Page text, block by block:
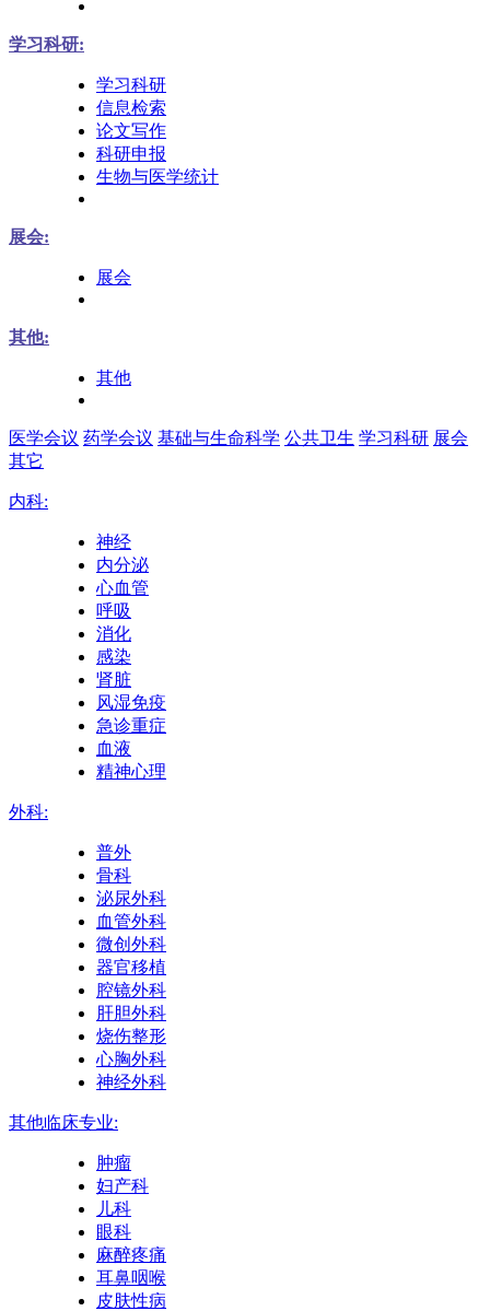
学习科研:
学习科研
信息检索
论文写作
科研申报
生物与医学统计
展会:
展会
其他:
其他
医学会议 药学会议 基础与生命科学 公共卫生 学习科研 展会
其它
内科:
神经
内分泌
心血管
呼吸
消化
感染
肾脏
风湿免疫
急诊重症
血液
精神心理
外科:
普外
骨科
泌尿外科
血管外科
微创外科
器官移植
腔镜外科
肝胆外科
烧伤整形
心胸外科
神经外科
其他临床专业:
肿瘤
妇产科
儿科
眼科
麻醉疼痛
耳鼻咽喉
皮肤性病